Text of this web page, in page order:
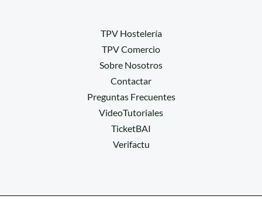
TPV Hostelería
TPV Comercio
Sobre Nosotros
Contactar
Preguntas Frecuentes
VideoTutoriales
TicketBAI
Verifactu